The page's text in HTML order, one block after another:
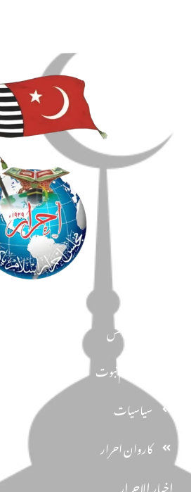
دین و دانش
تحفظ ختم نبوت
سیاسیات
کاروان احرار